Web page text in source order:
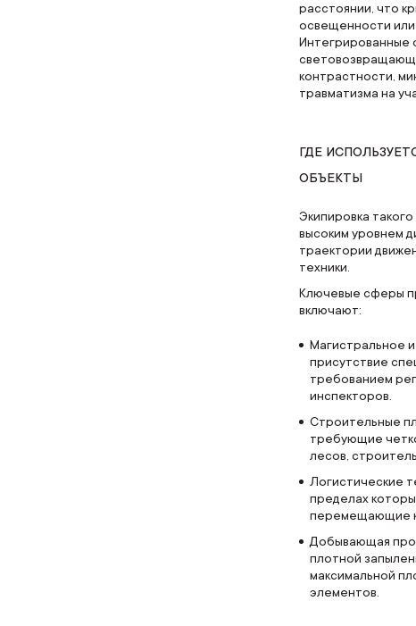
расстоянии, что
освещенности
Интегрированные
контрастности,
травматизма на
ГДЕ
ОБЪЕКТЫ
Экипировка
высоким уровнем
траектории
техники.
Ключевые сферы
включают:
Магистральное
присутствие
требованием
инспекторов.
Строительные
требующие
лесов,
Логистические
пределах
перемещающие
Добывающая
плотной
максимальной
элементов.